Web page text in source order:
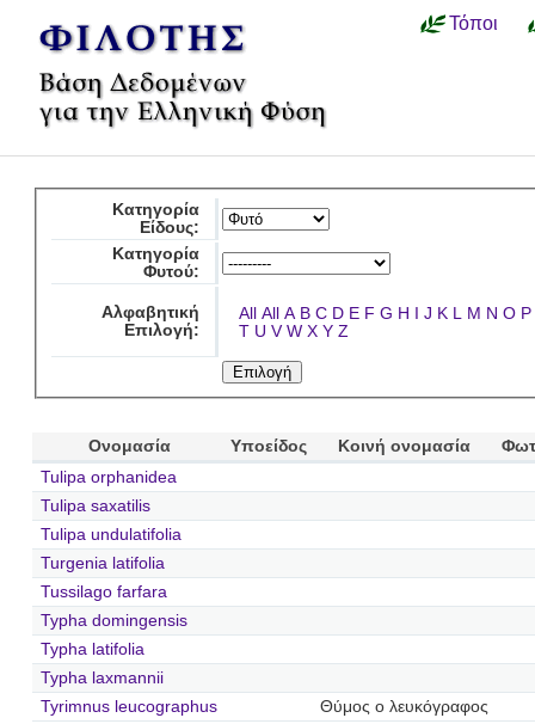
Τόποι
Κατηγορία
Είδους:
Κατηγορία
Φυτού:
Αλφαβητική
Επιλογή:
All All A B C D E F G H I J K L M N O P
T U V W X Y Z
Ονομασία Υποείδος Κοινή ονομασία
Tulipa orphanidea
Tulipa saxatilis
Tulipa undulatifolia
Turgenia latifolia
Tussilago farfara
Typha domingensis
Typha latifolia
Typha laxmannii
Tyrimnus leucographus
Θύμος ο λευκόγραφος